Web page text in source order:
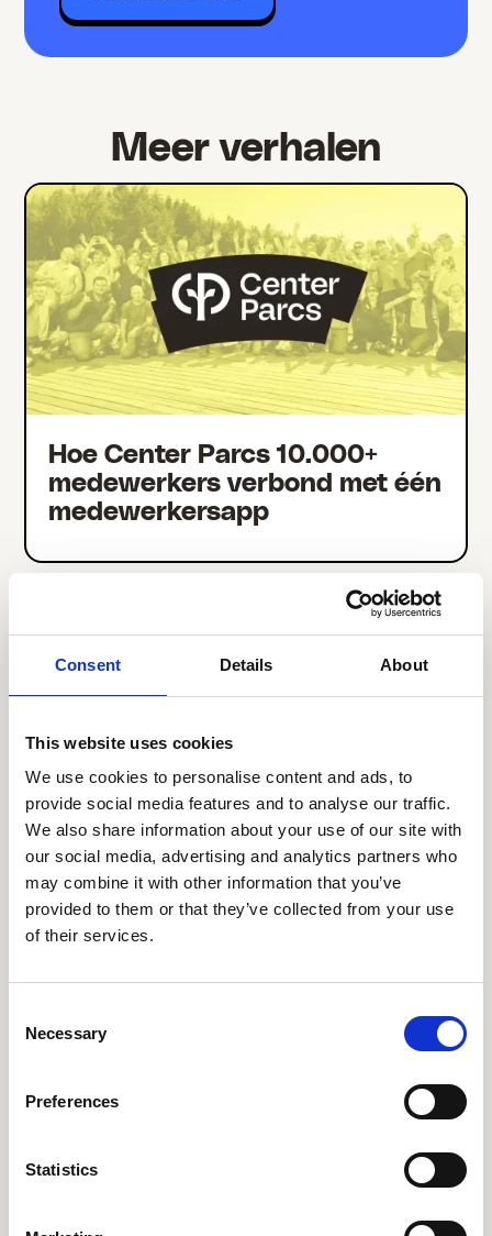
Consent Details About
This website uses cookies
We use cookies to personalise content and ads, to
provide social media features and to analyse our traffic.
We also share information about your use of our site with
our social media, advertising and analytics partners who
may combine it with other information that you’ve
provided to them or that they’ve collected from your use
of their services.
Selection
Necessary
Preferences
Statistics
Meer verhalen
Hoe Center Parcs 10.000+
medewerkers verbond met één
medewerkersapp
Hoe SPAR hun Winkel
Processen Centraliseerde Met
Een Kennisbank Voor Teams